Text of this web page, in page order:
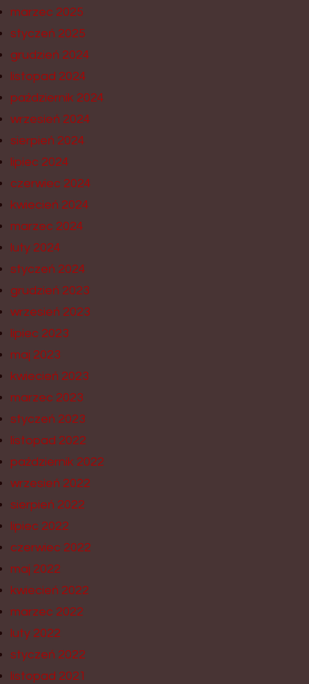
marzec 2025
styczeń 2025
grudzień 2024
listopad 2024
październik 2024
wrzesień 2024
sierpień 2024
lipiec 2024
czerwiec 2024
kwiecień 2024
marzec 2024
luty 2024
styczeń 2024
grudzień 2023
wrzesień 2023
lipiec 2023
maj 2023
kwiecień 2023
marzec 2023
styczeń 2023
listopad 2022
październik 2022
wrzesień 2022
sierpień 2022
lipiec 2022
czerwiec 2022
maj 2022
kwiecień 2022
marzec 2022
luty 2022
styczeń 2022
listopad 2021